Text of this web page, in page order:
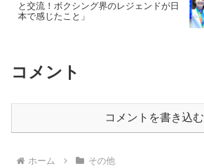
と交流！ボクシング界のレジェンドが日
本で感じたこと」
コメント
コメントを書き込む
ホーム その他